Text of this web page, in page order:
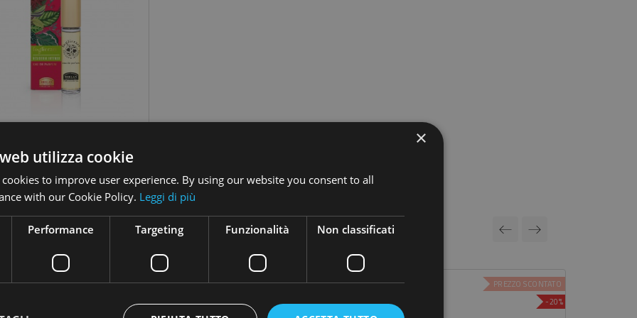
Foglie Rare Desiderio Intenso Eau De Parfum 10 Ml
8,05 €Prezzo
base
11,50 €
Prezzo
Aggiungi
-10%
PREZZO SCONTATO
-20%
PREZZO SCONTATO
×
utilizza cookie
to improve user experience. By using our website you consent to all
with our Cookie Policy. Leggi di più
Performance Targeting Funzionalità Non classificati